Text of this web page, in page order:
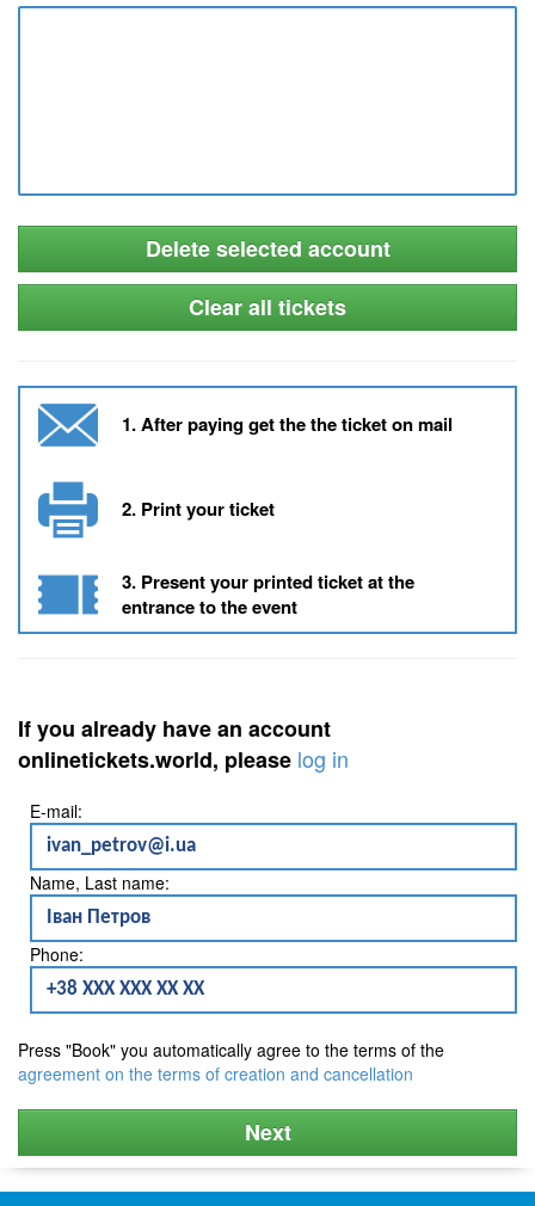
Delete selected account
Clear all tickets
1. After paying get the the ticket on mail
2. Print your ticket
3. Present your printed ticket at the
entrance to the event
If you already have an account
onlinetickets.world, please log in
E-mail:
Name, Last name:
Phone:
Press "Book" you automatically agree to the terms of the
agreement on the terms of creation and cancellation
Next